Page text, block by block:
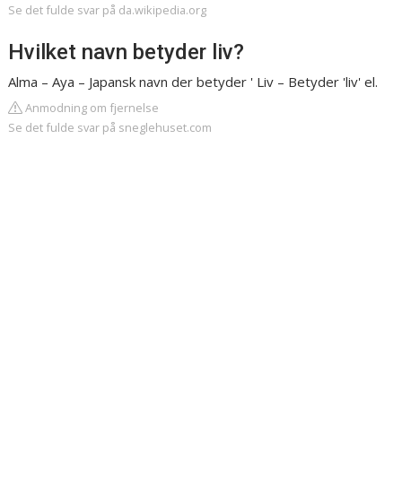
Se det fulde svar på da.wikipedia.org
Hvilket navn betyder liv?
Alma – Aya – Japansk navn der betyder ' Liv – Betyder 'liv' el.
Anmodning om fjernelse
Se det fulde svar på sneglehuset.com